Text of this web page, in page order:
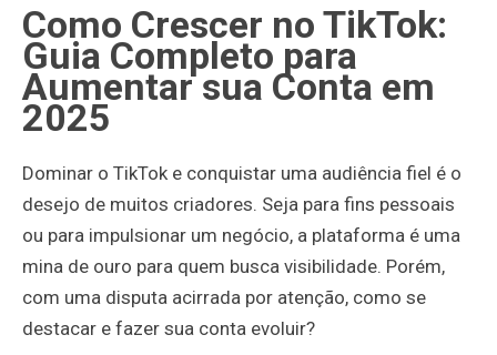
Como Crescer no TikTok:
Guia Completo para
Aumentar sua Conta em
2025
Dominar o TikTok e conquistar uma audiência fiel é o
desejo de muitos criadores. Seja para fins pessoais
ou para impulsionar um negócio, a plataforma é uma
mina de ouro para quem busca visibilidade. Porém,
com uma disputa acirrada por atenção, como se
destacar e fazer sua conta evoluir?